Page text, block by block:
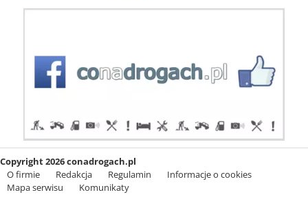
Copyright 2026 conadrogach.pl
O firmie
Redakcja Regulamin
Informacje o cookies
Mapa serwisu
Komunikaty